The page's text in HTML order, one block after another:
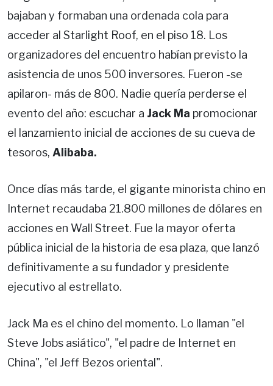
bajaban y formaban una ordenada cola para
acceder al Starlight Roof, en el piso 18. Los
organizadores del encuentro habían previsto la
asistencia de unos 500 inversores. Fueron -se
apilaron- más de 800. Nadie quería perderse el
evento del año: escuchar a Jack Ma promocionar
el lanzamiento inicial de acciones de su cueva de
tesoros, Alibaba.
Once días más tarde, el gigante minorista chino en
Internet recaudaba 21.800 millones de dólares en
acciones en Wall Street. Fue la mayor oferta
pública inicial de la historia de esa plaza, que lanzó
definitivamente a su fundador y presidente
ejecutivo al estrellato.
Jack Ma es el chino del momento. Lo llaman "el
Steve Jobs asiático", "el padre de Internet en
China", "el Jeff Bezos oriental".